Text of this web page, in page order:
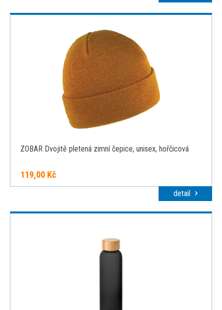
ZOBAR Dvojitě pletená zimní čepice, unisex, hořčicová
119,00 Kč
detail